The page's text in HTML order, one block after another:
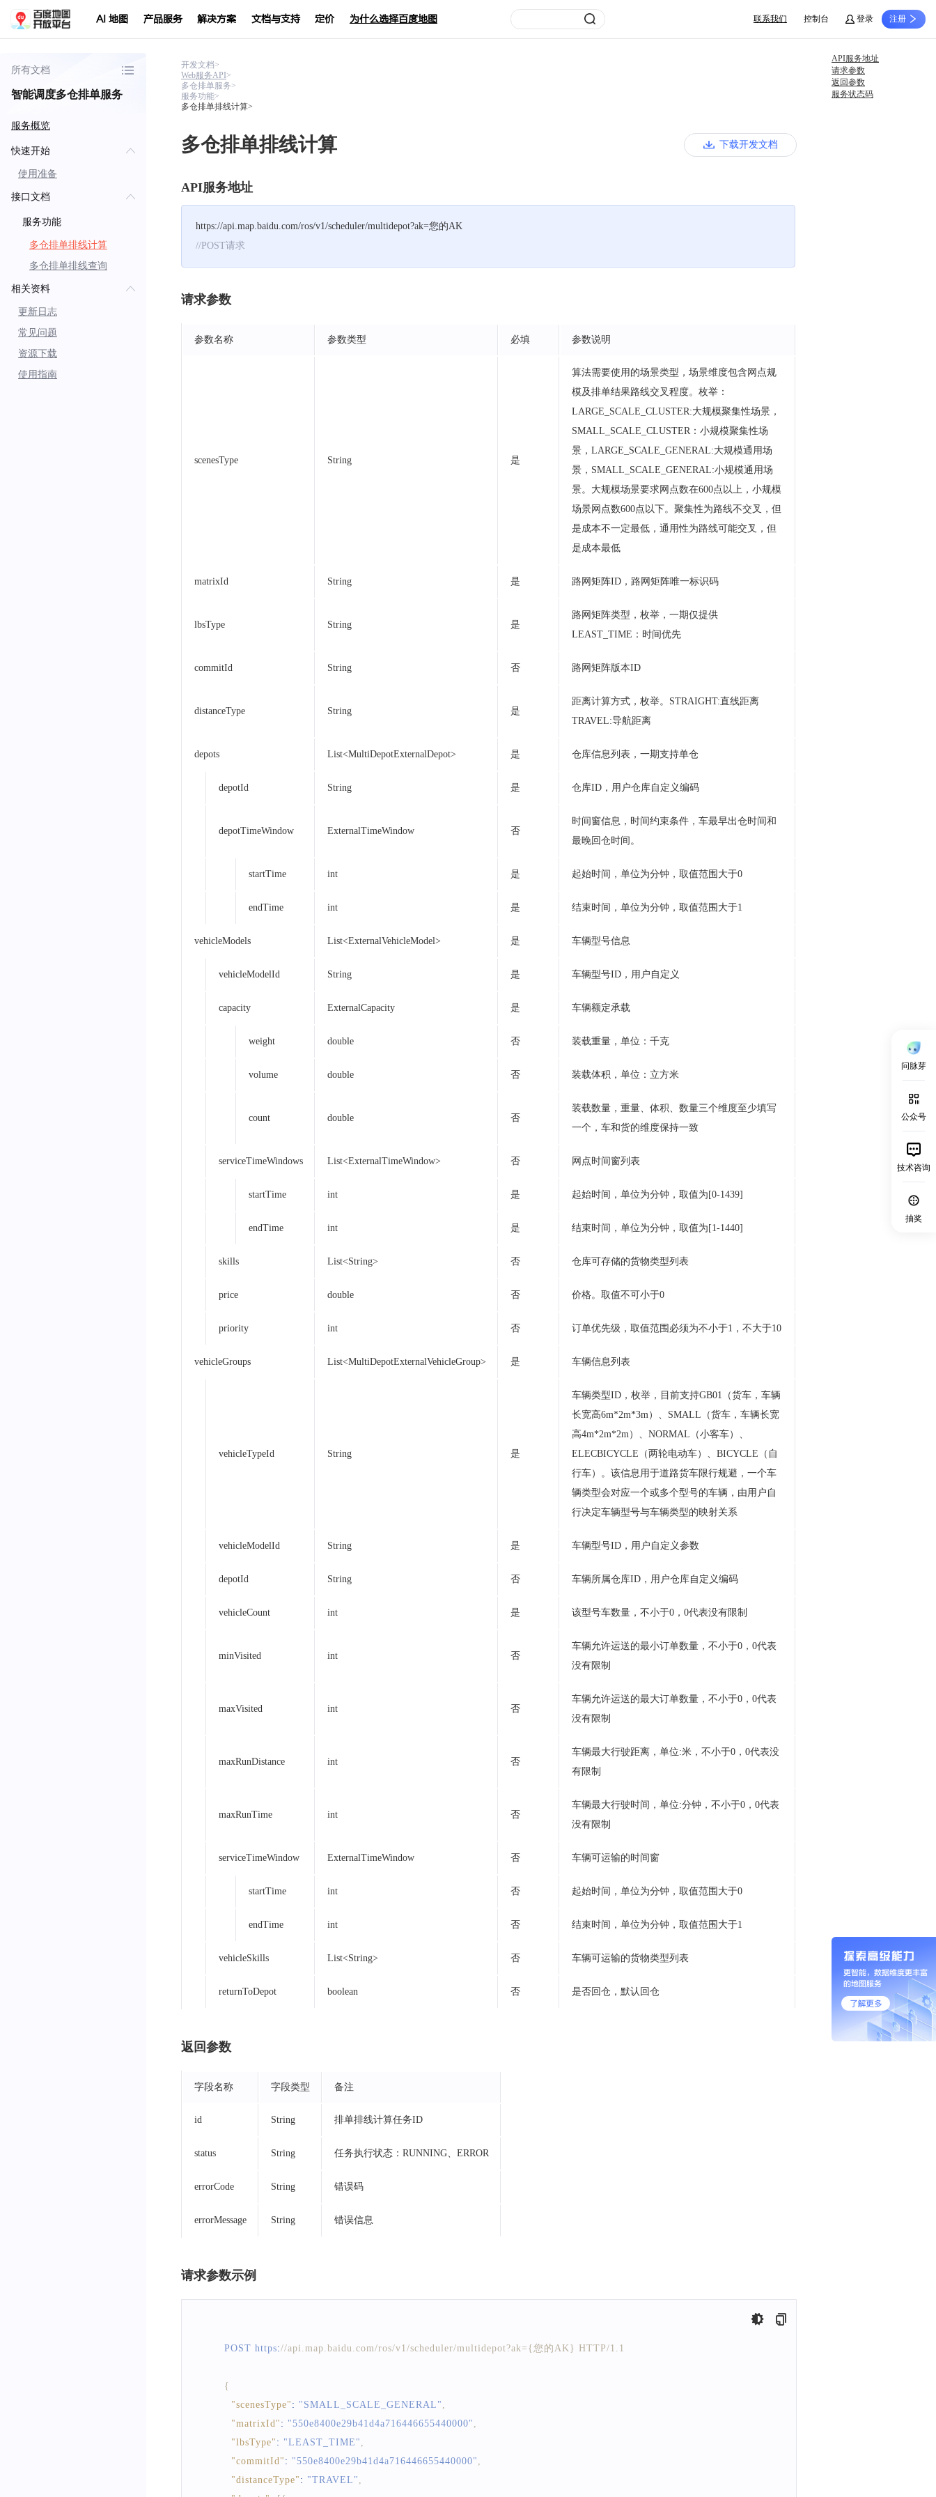
AI 地图 产品服务 解决方案 文档与支持 定价 为什么选择百度地图 联系我们 控制台 登录 注册
问脉芽
公众号
技术咨询
抽奖
所有文档
智能调度多仓排单服务
服务概览
快速开始
使用准备
接口文档
服务功能
多仓排单排线计算
多仓排单排线查询
相关资料
更新日志
常见问题
资源下载
使用指南
开发文档>
Web服务API>
多仓排单服务>
服务功能>
多仓排单排线计算>
多仓排单排线计算 下载开发文档
API服务地址
https://api.map.baidu.com/ros/v1/scheduler/multidepot?ak=您的AK
//POST请求
请求参数
参数名称 参数类型 必填 参数说明
scenesType String 是
算法需要使用的场景类型，场景维度包含网点规
模及排单结果路线交叉程度。枚举：
LARGE_SCALE_CLUSTER:大规模聚集性场景，
SMALL_SCALE_CLUSTER：小规模聚集性场
景，LARGE_SCALE_GENERAL:大规模通用场
景，SMALL_SCALE_GENERAL:小规模通用场
景。大规模场景要求网点数在600点以上，小规模
场景网点数600点以下。聚集性为路线不交叉，但
是成本不一定最低，通用性为路线可能交叉，但
是成本最低
matrixId String 是 路网矩阵ID，路网矩阵唯一标识码
lbsType String 是
路网矩阵类型，枚举，一期仅提供
LEAST_TIME：时间优先
commitId String 否 路网矩阵版本ID
distanceType String 是
距离计算方式，枚举。STRAIGHT:直线距离
TRAVEL:导航距离
depots List<MultiDepotExternalDepot> 是 仓库信息列表，一期支持单仓
depotId String 是 仓库ID，用户仓库自定义编码
depotTimeWindow ExternalTimeWindow 否
时间窗信息，时间约束条件，车最早出仓时间和
最晚回仓时间。
startTime int 是 起始时间，单位为分钟，取值范围大于0
endTime int 是 结束时间，单位为分钟，取值范围大于1
vehicleModels List<ExternalVehicleModel> 是 车辆型号信息
vehicleModelId String 是 车辆型号ID，用户自定义
capacity ExternalCapacity 是 车辆额定承载
weight double 否 装载重量，单位：千克
volume double 否 装载体积，单位：立方米
count double 否
装载数量，重量、体积、数量三个维度至少填写
一个，车和货的维度保持一致
serviceTimeWindows List<ExternalTimeWindow> 否 网点时间窗列表
startTime int 是 起始时间，单位为分钟，取值为[0-1439]
endTime int 是 结束时间，单位为分钟，取值为[1-1440]
skills List<String> 否 仓库可存储的货物类型列表
price double 否 价格。取值不可小于0
priority int 否 订单优先级，取值范围必须为不小于1，不大于10
vehicleGroups List<MultiDepotExternalVehicleGroup> 是 车辆信息列表
vehicleTypeId String 是
车辆类型ID，枚举，目前支持GB01（货车，车辆
长宽高6m*2m*3m）、SMALL（货车，车辆长宽
高4m*2m*2m）、NORMAL（小客车）、
ELECBICYCLE（两轮电动车）、BICYCLE（自
行车）。该信息用于道路货车限行规避，一个车
辆类型会对应一个或多个型号的车辆，由用户自
行决定车辆型号与车辆类型的映射关系
vehicleModelId String 是 车辆型号ID，用户自定义参数
depotId String 否 车辆所属仓库ID，用户仓库自定义编码
vehicleCount int 是 该型号车数量，不小于0，0代表没有限制
minVisited int 否
车辆允许运送的最小订单数量，不小于0，0代表
没有限制
maxVisited int 否
车辆允许运送的最大订单数量，不小于0，0代表
没有限制
maxRunDistance int 否
车辆最大行驶距离，单位:米，不小于0，0代表没
有限制
maxRunTime int 否
车辆最大行驶时间，单位:分钟，不小于0，0代表
没有限制
serviceTimeWindow ExternalTimeWindow 否 车辆可运输的时间窗
startTime int 否 起始时间，单位为分钟，取值范围大于0
endTime int 否 结束时间，单位为分钟，取值范围大于1
vehicleSkills List<String> 否 车辆可运输的货物类型列表
returnToDepot boolean 否 是否回仓，默认回仓
返回参数
字段名称 字段类型 备注
id String 排单排线计算任务ID
status String 任务执行状态：RUNNING、ERROR
errorCode String 错误码
errorMessage String 错误信息
请求参数示例
        POST https
://api.map.baidu.com/ros/v1/scheduler/multidepot?ak={您的AK} HTTP/1.1
{
"scenesType" : "SMALL_SCALE_GENERAL"
"matrixId" : "550e8400e29b41d4a716446655440000"
"lbsType" : "LEAST_TIME"
"commitId" : "550e8400e29b41d4a716446655440000"
"distanceType" : "TRAVEL"
API服务地址
请求参数
返回参数
服务状态码